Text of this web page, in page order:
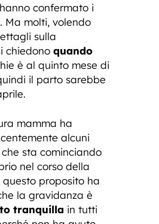
confermato i
Ma molti, volendo
sulla
chiedono quando
è al quinto mese di
il parto sarebbe
mamma ha
alcuni
sta cominciando
nel corso della
questo proposito ha
la gravidanza è
tranquilla in tutti